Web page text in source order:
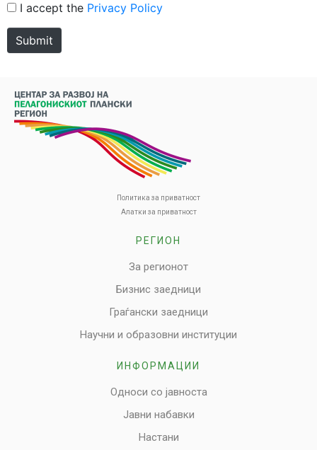
I accept the Privacy Policy
Submit
Политика за приватност
Алатки за приватност
РЕГИОН
За регионот
Бизнис заедници
Граѓански заедници
Научни и образовни институции
ИНФОРМАЦИИ
Односи со јавноста
Јавни набавки
Настани